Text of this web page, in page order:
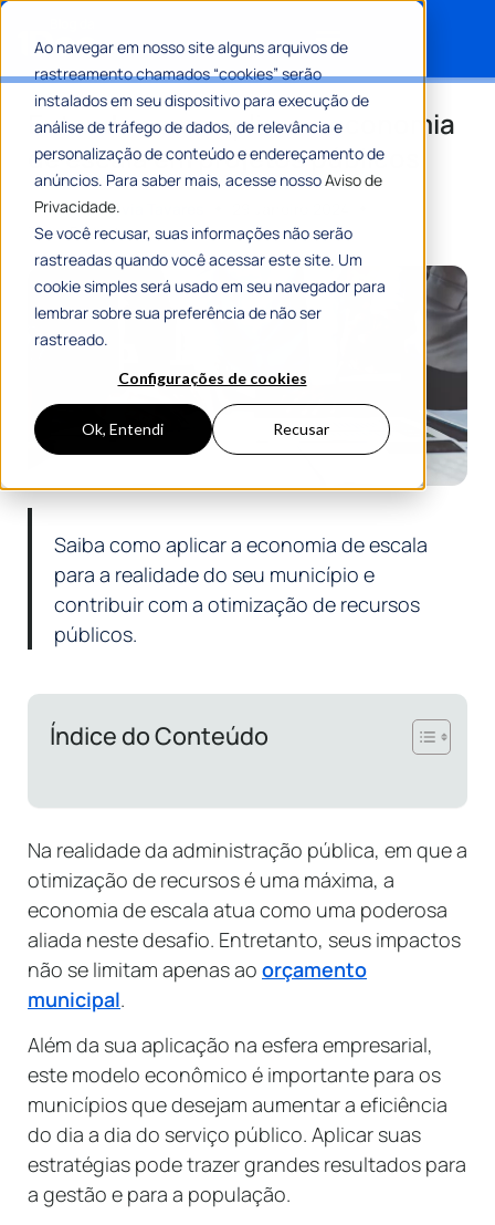
Ao navegar em nosso site alguns arquivos de
rastreamento chamados “cookies” serão
instalados em seu dispositivo para execução de
análise de tráfego de dados, de relevância e
personalização de conteúdo e endereçamento de
anúncios. Para saber mais, acesse nossoAviso de
Privacidade.
Se você recusar, suas informações não serão
rastreadas quando você acessar este site. Um
cookie simples será usado em seu navegador para
lembrar sobre sua preferência de não ser
rastreado.
Configurações de cookies
Ok, Entendi Recusar
Entenda como aplicar a economia
de escala em projetos públicos
PorMaria Flávia Tavares
7 Min De Leitura
Saiba como aplicar a economia de escala
para a realidade do seu município e
contribuir com a otimização de recursos
públicos.
Índice do Conteúdo
Na realidade da administração pública, em que a
otimização de recursos é uma máxima, a
economia de escala atua como uma poderosa
aliada neste desafio. Entretanto, seus impactos
não se limitam apenas ao orçamento
municipal.
Além da sua aplicação na esfera empresarial,
este modelo econômico é importante para os
municípios que desejam aumentar a eficiência
do dia a dia do serviço público. Aplicar suas
estratégias pode trazer grandes resultados para
a gestão e para a população.